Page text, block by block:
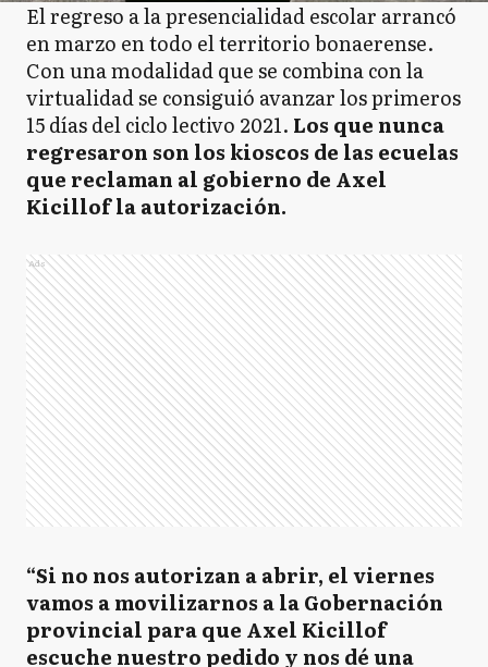
El regreso a la presencialidad escolar arrancó
en marzo en todo el territorio bonaerense.
Con una modalidad que se combina con la
virtualidad se consiguió avanzar los primeros
15 días del ciclo lectivo 2021. Los que nunca
regresaron son los kioscos de las ecuelas
que reclaman al gobierno de Axel
Kicillof la autorización.
Ads
“Si no nos autorizan a abrir, el viernes
vamos a movilizarnos a la Gobernación
provincial para que Axel Kicillof
escuche nuestro pedido y nos dé una